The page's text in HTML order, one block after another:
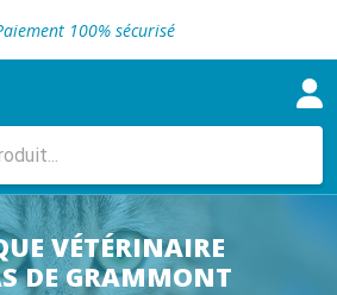
100% sécurisé
gratuite en clinique vétérinaire
de croquettes vétérinaire
gratuite en clinique vétérinaire
gratuit en clinique
de croquettes vétérinaire
VÉTÉRINAIRE
DE GRAMMONT